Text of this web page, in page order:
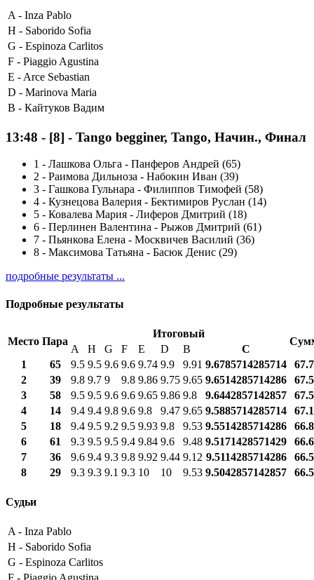
A - Inza Pablo
H - Saborido Sofia
G - Espinoza Carlitos
F - Piaggio Agustina
E - Arce Sebastian
D - Marinova Maria
B - Кайтуков Вадим
13:48 - [8] - Tango begginer, Tango, Начин., Финал
1 - Лашкова Ольга - Панферов Андрей (65)
2 - Раимова Дильноза - Набокин Иван (39)
3 - Гашкова Гульнара - Филиппов Тимофей (58)
4 - Кузнецова Валерия - Бектимиров Руслан (14)
5 - Ковалева Мария - Лиферов Дмитрий (18)
6 - Перлинен Валентина - Рыжов Дмитрий (61)
7 - Пьянкова Елена - Москвичев Василий (36)
8 - Максимова Татьяна - Басюк Денис (29)
подробные результаты ...
Подробные результаты
Место Пара
Итоговый
A H G F E D B
С
1
65 9.5 9.5 9.6 9.6 9.74 9.9 9.91 9.6785714285714
2
39 9.8 9.7 9 9.8 9.86 9.75 9.65 9.6514285714286
3
58 9.5 9.5 9.6 9.6 9.65 9.86 9.8 9.6442857142857
4
14 9.4 9.4 9.8 9.6 9.8 9.47 9.65 9.5885714285714
5
18 9.4 9.5 9.2 9.5 9.93 9.8 9.53 9.5514285714286
6
61 9.3 9.5 9.5 9.4 9.84 9.6 9.48 9.5171428571429
7
36 9.6 9.4 9.3 9.8 9.92 9.44 9.12 9.5114285714286
8
29 9.3 9.3 9.1 9.3 10 10 9.53 9.5042857142857
Судьи
A - Inza Pablo
H - Saborido Sofia
G - Espinoza Carlitos